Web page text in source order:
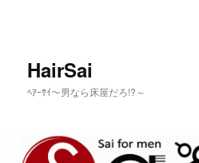
HairSai
ﾍｱｰｻｲ～男なら床屋だろ!?～